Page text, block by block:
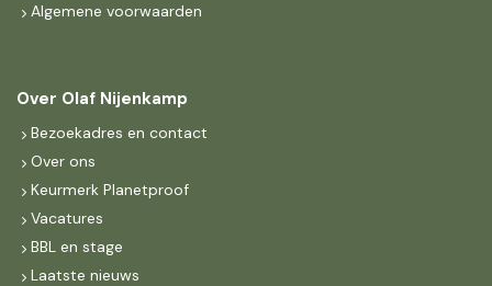
Algemene voorwaarden
Over Olaf Nijenkamp
Bezoekadres en contact
Over ons
Keurmerk Planetproof
Vacatures
BBL en stage
Laatste nieuws